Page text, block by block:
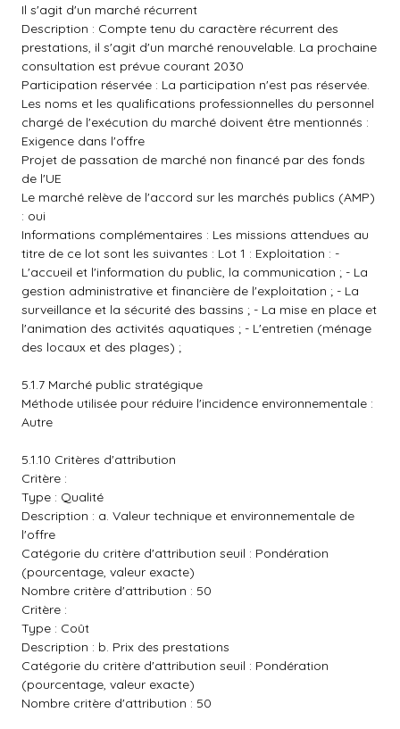
Il s'agit d'un marché récurrent
Description : Compte tenu du caractère récurrent des
prestations, il s'agit d'un marché renouvelable. La prochaine
consultation est prévue courant 2030
Participation réservée : La participation n'est pas réservée.
Les noms et les qualifications professionnelles du personnel
chargé de l'exécution du marché doivent être mentionnés :
Exigence dans l'offre
Projet de passation de marché non financé par des fonds
de l'UE
Le marché relève de l'accord sur les marchés publics (AMP)
: oui
Informations complémentaires : Les missions attendues au
titre de ce lot sont les suivantes : Lot 1 : Exploitation : -
L'accueil et l'information du public, la communication ; - La
gestion administrative et financière de l'exploitation ; - La
surveillance et la sécurité des bassins ; - La mise en place et
l'animation des activités aquatiques ; - L'entretien (ménage
des locaux et des plages) ;
5.1.7 Marché public stratégique
Méthode utilisée pour réduire l'incidence environnementale :
Autre
5.1.10 Critères d'attribution
Critère :
Type : Qualité
Description : a. Valeur technique et environnementale de
l'offre
Catégorie du critère d'attribution seuil : Pondération
(pourcentage, valeur exacte)
Nombre critère d'attribution : 50
Critère :
Type : Coût
Description : b. Prix des prestations
Catégorie du critère d'attribution seuil : Pondération
(pourcentage, valeur exacte)
Nombre critère d'attribution : 50